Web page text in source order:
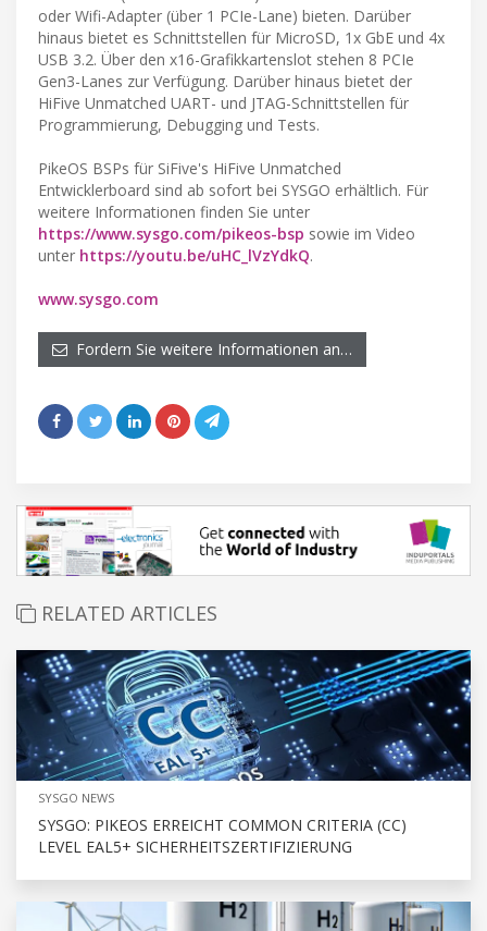
oder Wifi-Adapter (über 1 PCIe-Lane) bieten. Darüber
hinaus bietet es Schnittstellen für MicroSD, 1x GbE und 4x
USB 3.2. Über den x16-Grafikkartenslot stehen 8 PCIe
Gen3-Lanes zur Verfügung. Darüber hinaus bietet der
HiFive Unmatched UART- und JTAG-Schnittstellen für
Programmierung, Debugging und Tests.
PikeOS BSPs für SiFive's HiFive Unmatched
Entwicklerboard sind ab sofort bei SYSGO erhältlich. Für
weitere Informationen finden Sie unter
https://www.sysgo.com/pikeos-bsp sowie im Video
unter https://youtu.be/uHC_lVzYdkQ.
www.sysgo.com
Fordern Sie weitere Informationen an…
RELATED ARTICLES
SYSGO NEWS
SYSGO: PIKEOS ERREICHT COMMON CRITERIA (CC)
LEVEL EAL5+ SICHERHEITSZERTIFIZIERUNG